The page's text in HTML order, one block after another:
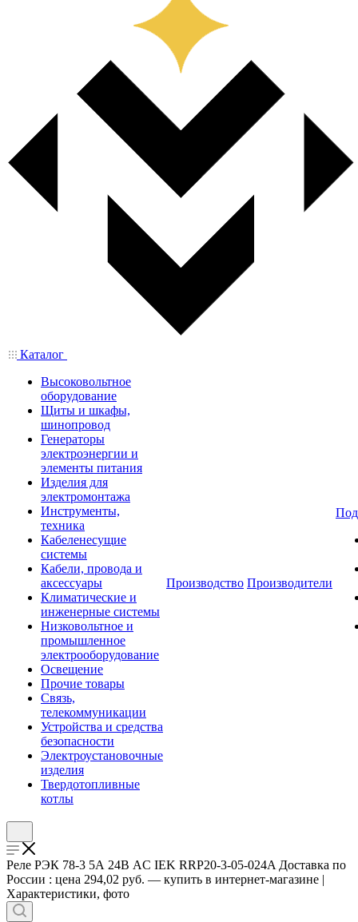
Каталог
Высоковольтное
оборудование
Щиты и шкафы,
шинопровод
Генераторы
электроэнергии и
элементы питания
Изделия для
электромонтажа
Инструменты,
техника
Кабеленесущие
системы
Кабели, провода и
аксессуары
Климатические и
инженерные системы
Низковольтное и
промышленное
электрооборудование
Освещение
Прочие товары
Связь,
телекоммуникации
Устройства и средства
безопасности
Электроустановочные
изделия
Твердотопливные
котлы
Производство Производители
Реле РЭК 78-3 5А 24В AC IEK RRP20-3-05-024A Доставка по
России : цена 294,02 руб. — купить в интернет-магазине |
Характеристики, фото